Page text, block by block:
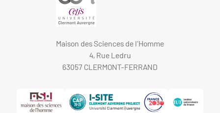
Maison des Sciences de l'Homme
4, Rue Ledru
63057 CLERMONT-FERRAND